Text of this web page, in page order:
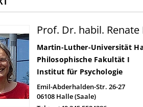
Prof. Dr. habil. Renate
Martin-Luther-Universität
Philosophische Fakultät I
Institut für Psychologie
Emil-Abderhalden-Str. 26-27
06108 Halle (Saale)